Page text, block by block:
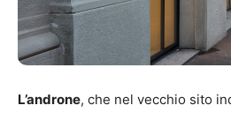
L’androne, che nel vecchio sito